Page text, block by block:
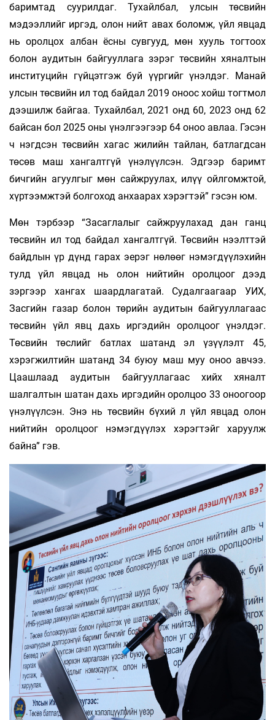
баримтад суурилдаг. Тухайлбал, улсын төсвийн
мэдээллийг иргэд, олон нийт авах боломж, үйл явцад
нь оролцох албан ёсны сувгууд, мөн хууль тогтоох
болон аудитын байгууллага зэрэг төсвийн хяналтын
институцийн гүйцэтгэж буй үүргийг үнэлдэг. Манай
улсын төсвийн ил тод байдал 2019 оноос хойш тогтмол
дээшилж байгаа. Тухайлбал, 2021 онд 60, 2023 онд 62
байсан бол 2025 оны үнэлгээгээр 64 оноо авлаа. Гэсэн
ч нэгдсэн төсвийн хагас жилийн тайлан, батлагдсан
төсөв маш хангалтгүй үнэлүүлсэн. Эдгээр баримт
бичгийн агуулгыг мөн сайжруулах, илүү ойлгомжтой,
хүртээмжтэй болгоход анхаарах хэрэгтэй” гэсэн юм.
Мөн тэрбээр “Засаглалыг сайжруулахад дан ганц
төсвийн ил тод байдал хангалтгүй. Төсвийн нээлттэй
байдлын үр дүнд гарах эерэг нөлөөг нэмэгдүүлэхийн
тулд үйл явцад нь олон нийтийн оролцоог дээд
зэргээр хангах шаардлагатай. Судалгаагаар УИХ,
Засгийн газар болон төрийн аудитын байгууллагаас
төсвийн үйл явц дахь иргэдийн оролцоог үнэлдэг.
Төсвийн төслийг батлах шатанд эл үзүүлэлт 45,
хэрэгжилтийн шатанд 34 буюу маш муу оноо авчээ.
Цаашлаад аудитын байгууллагаас хийх хяналт
шалгалтын шатан дахь иргэдийн оролцоо 33 оноогоор
үнэлүүлсэн. Энэ нь төсвийн бүхий л үйл явцад олон
нийтийн оролцоог нэмэгдүүлэх хэрэгтэйг харуулж
байна” гэв.